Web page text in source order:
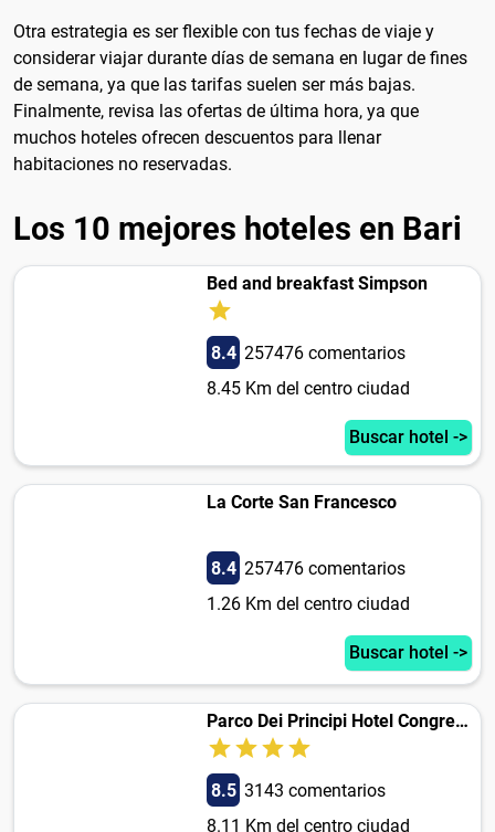
Otra estrategia es ser flexible con tus fechas de viaje y
considerar viajar durante días de semana en lugar de fines
de semana, ya que las tarifas suelen ser más bajas.
Finalmente, revisa las ofertas de última hora, ya que
muchos hoteles ofrecen descuentos para llenar
habitaciones no reservadas.
Los 10 mejores hoteles en Bari
Bed and breakfast Simpson
8.4 257476 comentarios
8.45 Km del centro ciudad
Buscar hotel ->
La Corte San Francesco
8.4 257476 comentarios
1.26 Km del centro ciudad
Buscar hotel ->
Parco Dei Principi Hotel Congress & Spa
8.5 3143 comentarios
8.11 Km del centro ciudad